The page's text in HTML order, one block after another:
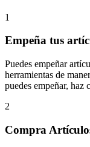
1
Empeña tus
Puedes empeñar
herramientas de
puedes empeñar, haz
2
Compra